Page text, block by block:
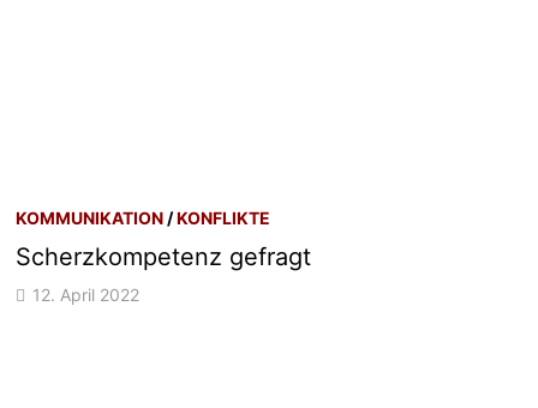
KOMMUNIKATION /KONFLIKTE
Scherzkompetenz gefragt
12. April 2022